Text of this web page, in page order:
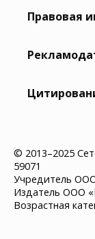
Правовая
© 2013–2025
59071
Учредитель
Издатель ООО
Возрастная